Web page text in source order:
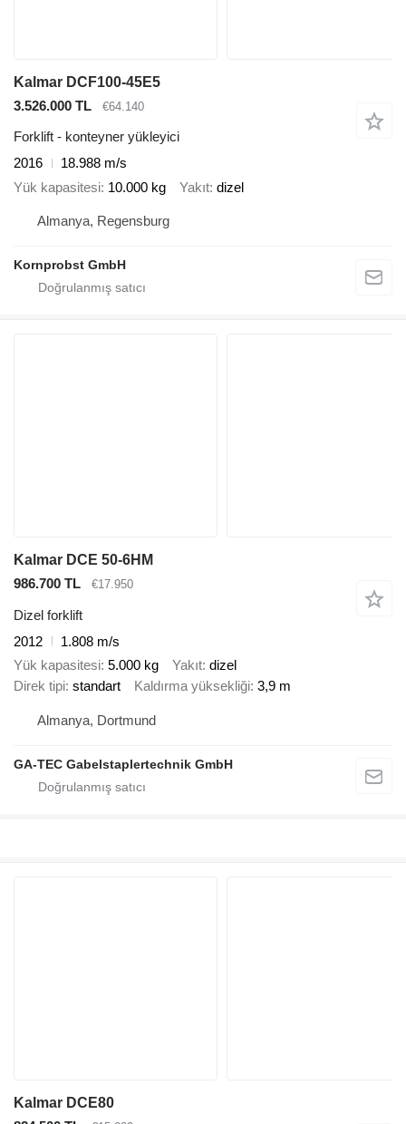
Kalmar DCF100-45E5
3.526.000 TL
€64.140
Forklift - konteyner yükleyici
2016
18.988 m/s
Yük kapasitesi 10.000 kg Yakıt dizel
Almanya, Regensburg
Kornprobst GmbH
Kalmar DCE 50-6HM
986.700 TL
€17.950
Dizel forklift
2012
1.808 m/s
Yük kapasitesi 5.000 kg Yakıt dizel
Direk tipi standart Kaldırma yüksekliği 3,9 m
Almanya, Dortmund
GA-TEC Gabelstaplertechnik GmbH
Kalmar DCE80